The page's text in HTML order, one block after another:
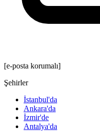
[e-posta korumalı]
Şehirler
İstanbul'da
Ankara'da
İzmir'de
Antalya'da